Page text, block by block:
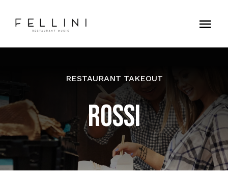
RESTAURANT TAKEOUT
ROSSI